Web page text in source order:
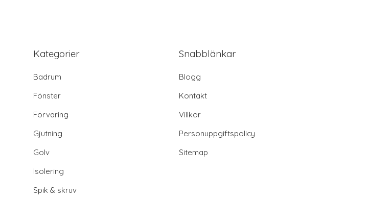
Kategorier
Badrum
Fönster
Förvaring
Gjutning
Golv
Isolering
Spik & skruv
Snabblänkar
Blogg
Kontakt
Villkor
Personuppgiftspolicy
Sitemap